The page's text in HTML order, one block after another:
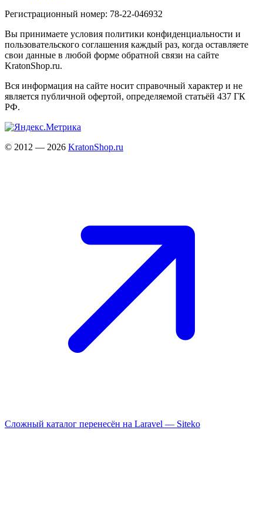
Регистрационный номер: 78-22-046932
Вы принимаете условия политики конфиденциальности и
пользовательского соглашения каждый раз, когда оставляете
свои данные в любой форме обратной связи на сайте
KratonShop.ru.
Вся информация на сайте носит справочный характер и не
является публичной офертой, определяемой статьёй 437 ГК
РФ.
© 2012 — 2026 KratonShop.ru
Сложный каталог перенесён на Laravel — Siteko